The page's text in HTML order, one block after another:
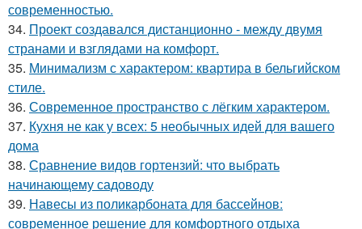
современностью.
34. Проект создавался дистанционно - между двумя
странами и взглядами на комфорт.
35. Минимализм с характером: квартира в бельгийском
стиле.
36. Современное пространство с лёгким характером.
37. Кухня не как у всех: 5 необычных идей для вашего
дома
38. Сравнение видов гортензий: что выбрать
начинающему садоводу
39. Навесы из поликарбоната для бассейнов:
современное решение для комфортного отдыха